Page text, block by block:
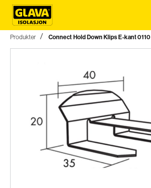
Produkter Connect Hold Down Klips E-kant 0110